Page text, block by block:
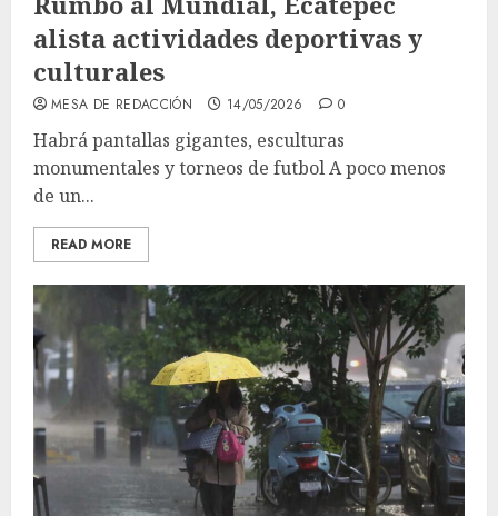
alista actividades deportivas y
culturales
MESA DE REDACCIÓN 14/05/2026 0
Habrá pantallas gigantes, esculturas
monumentales y torneos de futbol A poco menos
de un...
READ MORE